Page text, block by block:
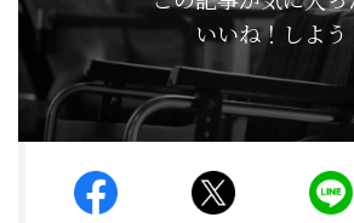
いいね！しよう